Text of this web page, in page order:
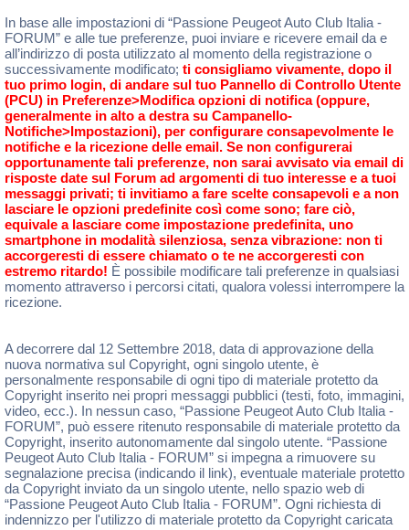
In base alle impostazioni di “Passione Peugeot Auto Club Italia -
FORUM” e alle tue preferenze, puoi inviare e ricevere email da e
all’indirizzo di posta utilizzato al momento della registrazione o
successivamente modificato; ti consigliamo vivamente, dopo il
tuo primo login, di andare sul tuo Pannello di Controllo Utente
(PCU) in Preferenze>Modifica opzioni di notifica (oppure,
generalmente in alto a destra su Campanello-
Notifiche>Impostazioni), per configurare consapevolmente le
notifiche e la ricezione delle email. Se non configurerai
opportunamente tali preferenze, non sarai avvisato via email di
risposte date sul Forum ad argomenti di tuo interesse e a tuoi
messaggi privati; ti invitiamo a fare scelte consapevoli e a non
lasciare le opzioni predefinite così come sono; fare ciò,
equivale a lasciare come impostazione predefinita, uno
smartphone in modalità silenziosa, senza vibrazione: non ti
accorgeresti di essere chiamato o te ne accorgeresti con
estremo ritardo! È possibile modificare tali preferenze in qualsiasi
momento attraverso i percorsi citati, qualora volessi interrompere la
ricezione.
A decorrere dal 12 Settembre 2018, data di approvazione della
nuova normativa sul Copyright, ogni singolo utente, è
personalmente responsabile di ogni tipo di materiale protetto da
Copyright inserito nei propri messaggi pubblici (testi, foto, immagini,
video, ecc.). In nessun caso, “Passione Peugeot Auto Club Italia -
FORUM”, può essere ritenuto responsabile di materiale protetto da
Copyright, inserito autonomamente dal singolo utente. “Passione
Peugeot Auto Club Italia - FORUM” si impegna a rimuovere su
segnalazione precisa (indicando il link), eventuale materiale protetto
da Copyright inviato da un singolo utente, nello spazio web di
“Passione Peugeot Auto Club Italia - FORUM”. Ogni richiesta di
indennizzo per l'utilizzo di materiale protetto da Copyright caricata